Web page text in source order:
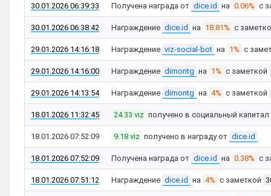
30.01.2026 06:39:33 Получена награда от dice.id на 0.06% с
30.01.2026 06:38:42 Награждение dice.id на 18.81% с
29.01.2026 14:16:18 Награждение viz-social-bot на 1% с
29.01.2026 14:16:00 Награждение dimontg на 1% с заметкой
29.01.2026 14:13:54 Награждение dimontg на 4% с заметкой
18.01.2026 11:32:45 24.33 viz получено в социальный
18.01.2026 07:52:09 9.18 viz получено в награду от dice.id
18.01.2026 07:52:09 Получена награда от dice.id на 0.38% с
18.01.2026 07:51:12 Награждение dice.id на 4% с заметкой